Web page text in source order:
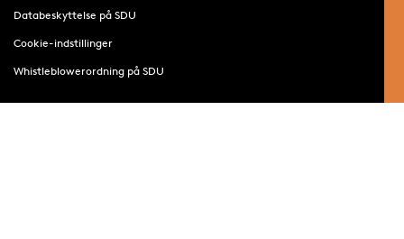
Databeskyttelse på SDU
Cookie-indstillinger
Whistleblowerordning på SDU